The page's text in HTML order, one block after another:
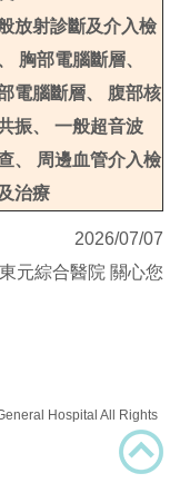
放射診斷及介入檢
胸部電腦斷層、
電腦斷層、 腹部核
振、 一般超音波
、 周邊血管介入檢
治療
2026/07/07
元綜合醫院 關心您
Hospital All Rights